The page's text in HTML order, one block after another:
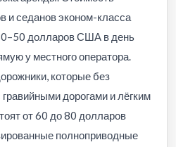
и седанов эконом-класса
долларов США в день
у местного оператора.
которые без
дорогами и лёгким
от 60 до 80 долларов
полноприводные